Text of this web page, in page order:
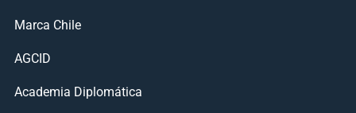
Marca Chile
AGCID
Academia Diplomática